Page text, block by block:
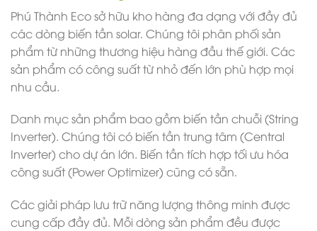
Phú Thành Eco sở hữu kho hàng đa dạng với đầy đủ
các dòng biến tần solar. Chúng tôi phân phối sản
phẩm từ những thương hiệu hàng đầu thế giới. Các
sản phẩm có công suất từ nhỏ đến lớn phù hợp mọi
nhu cầu.
Danh mục sản phẩm bao gồm biến tần chuỗi (String
Inverter). Chúng tôi có biến tần trung tâm (Central
Inverter) cho dự án lớn. Biến tần tích hợp tối ưu hóa
công suất (Power Optimizer) cũng có sẵn.
Các giải pháp lưu trữ năng lượng thông minh được
cung cấp đầy đủ. Mỗi dòng sản phẩm đều được